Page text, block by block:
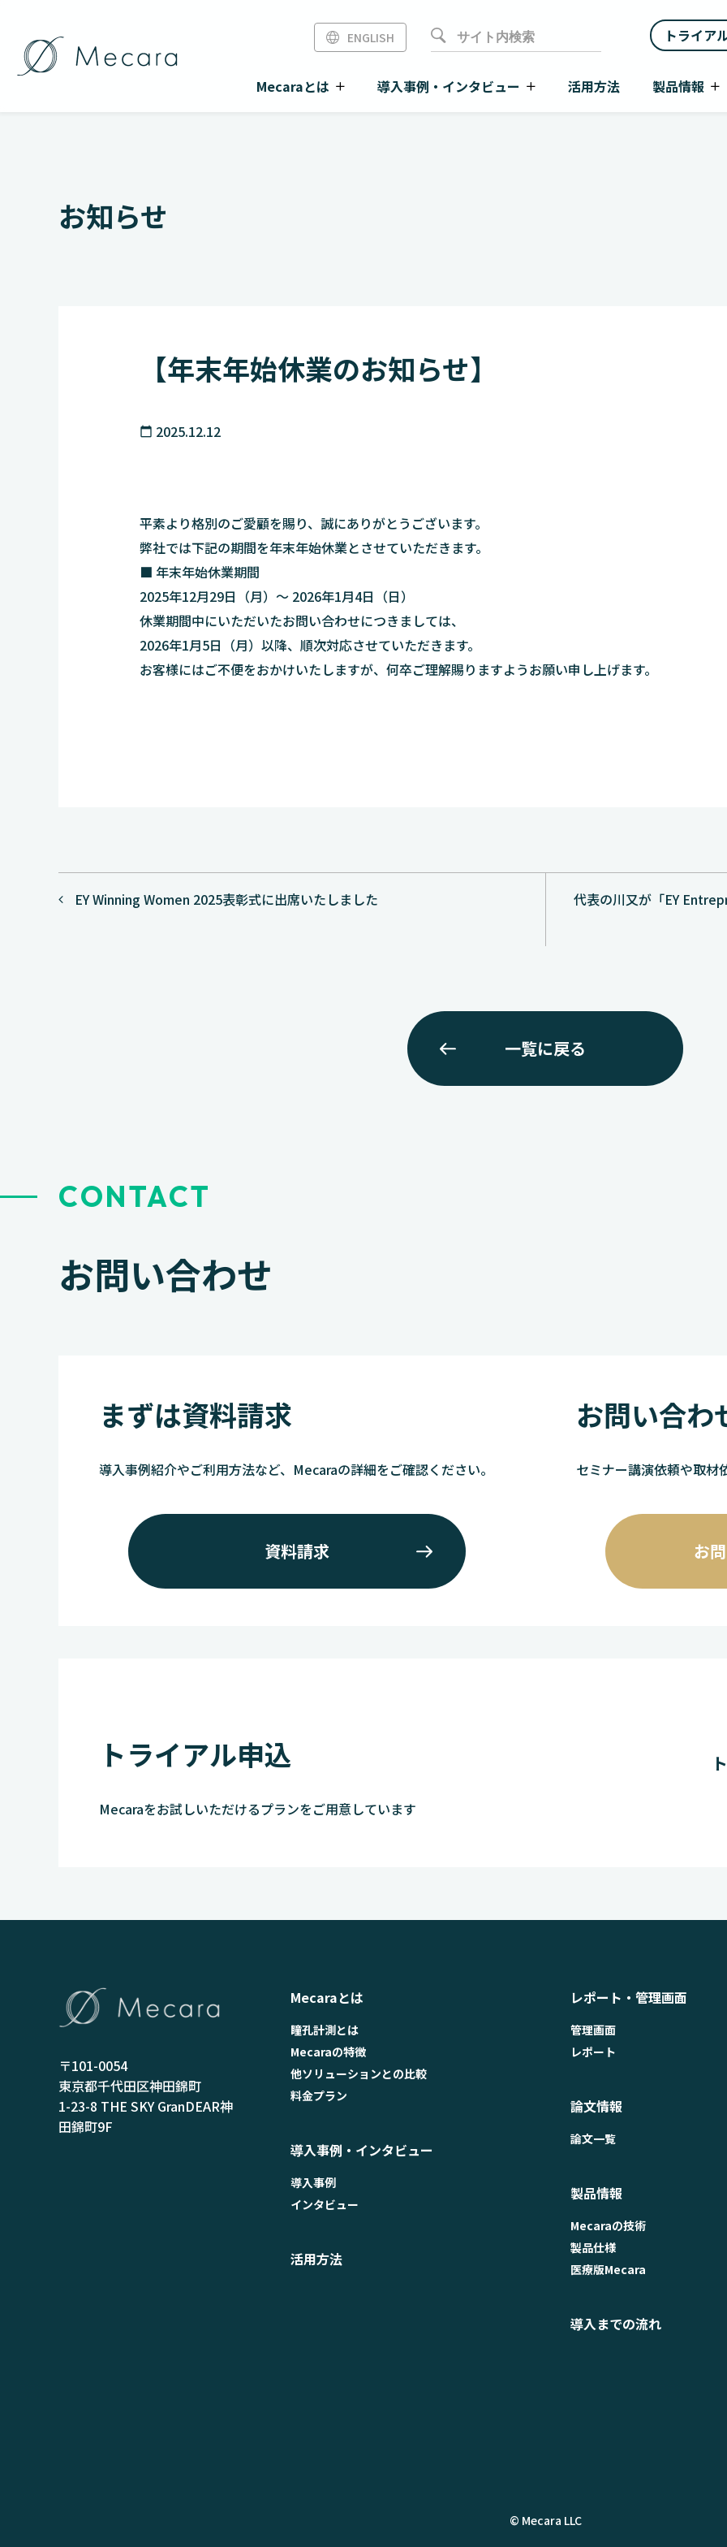
ENGLISH トライア
Mecaraとは 導入事例・インタビュー 活用方法 製品情報
お知らせ
【年末年始休業のお知らせ】
calendar_today 2025.12.12
平素より格別のご愛顧を賜り、誠にありがとうございます。
弊社では下記の期間を年末年始休業とさせていただきます。
■ 年末年始休業期間
2025年12月29日（月）〜 2026年1月4日（日）
休業期間中にいただいたお問い合わせにつきましては、
2026年1月5日（月）以降、順次対応させていただきます。
お客様にはご不便をおかけいたしますが、何卒ご理解賜りますようお願い申し上げます。
代表の川又が「EY
EY Winning Women 2025表彰式に出席いたしました
一覧に戻る
CONTACT
お問い合わせ
まずは資料請求
導入事例紹介やご利用方法など、Mecaraの詳細をご確認ください。
資料請求
お問い合わ
セミナー講演依頼や取材
お
トライアル申込
Mecaraをお試しいただけるプランをご用意しています
〒101-0054
東京都千代田区神田錦町
1-23-8 THE SKY GranDEAR神
田錦町9F
Mecaraとは
瞳孔計測とは
Mecaraの特徴
他ソリューションとの比較
料金プラン
導入事例・インタビュー
導入事例
インタビュー
活用方法
レポート・管理画面
管理画面
レポート
論文情報
論文一覧
製品情報
Mecaraの技術
製品仕様
医療版Mecara
導入までの流れ
© Mecara LLC